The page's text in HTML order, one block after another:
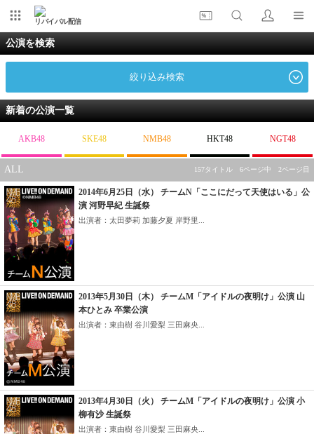
リバイバル配信
公演を検索
絞り込み検索
新着の公演一覧
AKB48 SKE48 NMB48 HKT48 NGT48
ALL 157タイトル 6ページ中 2ページ目
2014年6月25日（水） チームN「ここにだって天使はいる」公
演 河野早紀 生誕祭
出演者：太田夢莉 加藤夕夏 岸野里...
2013年5月30日（木） チームM「アイドルの夜明け」公演 山
本ひとみ 卒業公演
出演者：東由樹 谷川愛梨 三田麻央...
2013年4月30日（火） チームM「アイドルの夜明け」公演 小
柳有沙 生誕祭
出演者：東由樹 谷川愛梨 三田麻央...